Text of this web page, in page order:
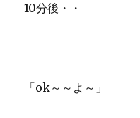
10分後・・
「ok～～よ～」